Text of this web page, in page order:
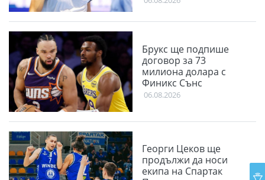
Брукс ще подпише
договор за 73
милиона долара с
Финикс Сънс
06.08.2026
Георги Цеков ще
продължи да носи
екипа на Спартак